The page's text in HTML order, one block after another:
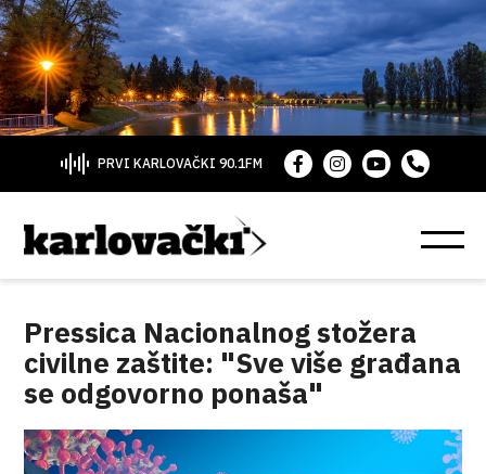
PRVI KARLOVAČKI 90.1FM
Pressica Nacionalnog stožera
civilne zaštite: "Sve više građana
se odgovorno ponaša"